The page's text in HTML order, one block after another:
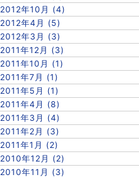
2012年10月 (4)
2012年4月 (5)
2012年3月 (3)
2011年12月 (3)
2011年10月 (1)
2011年7月 (1)
2011年5月 (1)
2011年4月 (8)
2011年3月 (4)
2011年2月 (3)
2011年1月 (2)
2010年12月 (2)
2010年11月 (3)